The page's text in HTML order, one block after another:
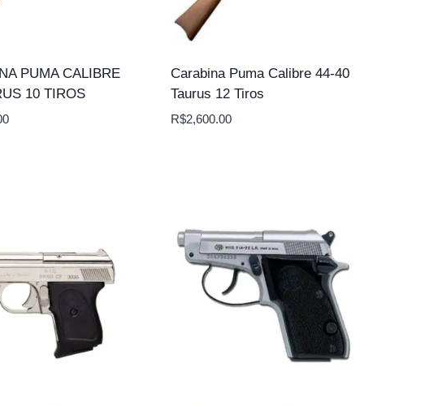
PUMA CALIBRE
10 TIROS
Carabina Puma Calibre 44-40
Taurus 12 Tiros
R$2,600.00